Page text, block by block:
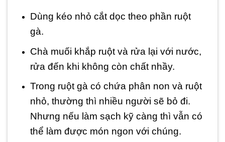
Dùng kéo nhỏ cắt dọc theo phần ruột
gà.
Chà muối khắp ruột và rửa lại với nước,
rửa đến khi không còn chất nhầy.
Trong ruột gà có chứa phân non và ruột
nhỏ, thường thì nhiều người sẽ bỏ đi.
Nhưng nếu làm sạch kỹ càng thì vẫn có
thể làm được món ngon với chúng.